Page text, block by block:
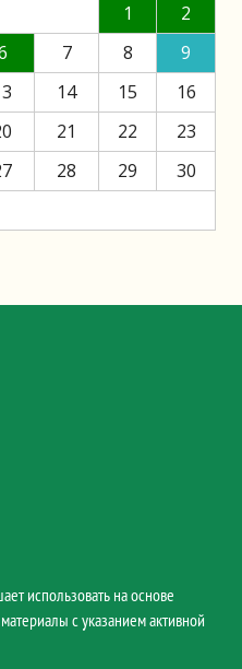
1
2
7 8
9
14 15
16
21 22
23
28 29
30
использовать на основе
с указанием активной